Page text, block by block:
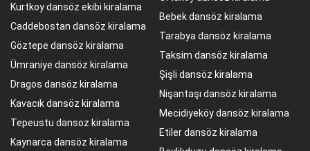
Kurtkoy dansöz ekibi kiralama
Caddebostan dansöz kiralama
Göztepe dansöz kiralama
Ümraniye dansöz kiralama
Dragos dansöz kiralama
Kavacık dansöz kiralama
Tepeustu dansoz kiralama
Kaynarca dansöz kiralama
Bebek dansöz kiralama
Tarabya dansöz kiralama
Taksim dansöz kiralama
Şişli dansöz kiralama
Nişantaşı dansöz kiralama
Mecidiyeköy dansöz kiralama
Etiler dansöz kiralama